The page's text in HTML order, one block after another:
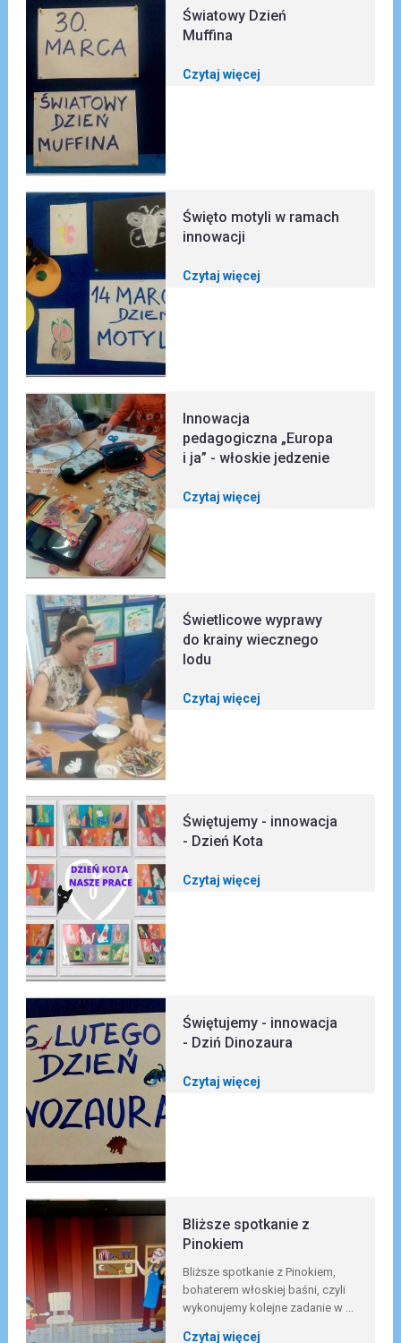
Światowy Dzień
Muffina
Czytaj więcej
Święto motyli w ramach
innowacji
Czytaj więcej
Innowacja
pedagogiczna „Europa
i ja” - włoskie jedzenie
Czytaj więcej
Świetlicowe wyprawy
do krainy wiecznego
lodu
Czytaj więcej
Świętujemy - innowacja
- Dzień Kota
Czytaj więcej
Świętujemy - innowacja
- Dziń Dinozaura
Czytaj więcej
Bliższe spotkanie z
Pinokiem
Bliższe spotkanie z Pinokiem,
bohaterem włoskiej baśni, czyli
wykonujemy kolejne zadanie w ...
Czytaj więcej